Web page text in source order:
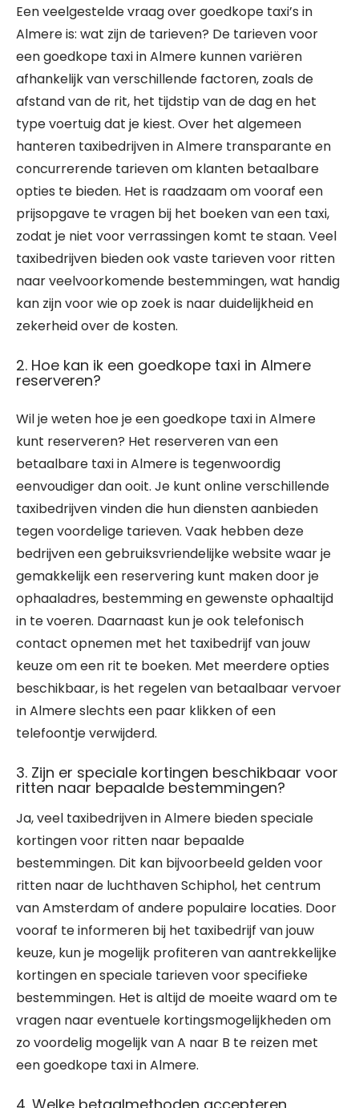
Een veelgestelde vraag over goedkope taxi’s in
Almere is: wat zijn de tarieven? De tarieven voor
een goedkope taxi in Almere kunnen variëren
afhankelijk van verschillende factoren, zoals de
afstand van de rit, het tijdstip van de dag en het
type voertuig dat je kiest. Over het algemeen
hanteren taxibedrijven in Almere transparante en
concurrerende tarieven om klanten betaalbare
opties te bieden. Het is raadzaam om vooraf een
prijsopgave te vragen bij het boeken van een taxi,
zodat je niet voor verrassingen komt te staan. Veel
taxibedrijven bieden ook vaste tarieven voor ritten
naar veelvoorkomende bestemmingen, wat handig
kan zijn voor wie op zoek is naar duidelijkheid en
zekerheid over de kosten.
2. Hoe kan ik een goedkope taxi in Almere
reserveren?
Wil je weten hoe je een goedkope taxi in Almere
kunt reserveren? Het reserveren van een
betaalbare taxi in Almere is tegenwoordig
eenvoudiger dan ooit. Je kunt online verschillende
taxibedrijven vinden die hun diensten aanbieden
tegen voordelige tarieven. Vaak hebben deze
bedrijven een gebruiksvriendelijke website waar je
gemakkelijk een reservering kunt maken door je
ophaaladres, bestemming en gewenste ophaaltijd
in te voeren. Daarnaast kun je ook telefonisch
contact opnemen met het taxibedrijf van jouw
keuze om een rit te boeken. Met meerdere opties
beschikbaar, is het regelen van betaalbaar vervoer
in Almere slechts een paar klikken of een
telefoontje verwijderd.
3. Zijn er speciale kortingen beschikbaar voor
ritten naar bepaalde bestemmingen?
Ja, veel taxibedrijven in Almere bieden speciale
kortingen voor ritten naar bepaalde
bestemmingen. Dit kan bijvoorbeeld gelden voor
ritten naar de luchthaven Schiphol, het centrum
van Amsterdam of andere populaire locaties. Door
vooraf te informeren bij het taxibedrijf van jouw
keuze, kun je mogelijk profiteren van aantrekkelijke
kortingen en speciale tarieven voor specifieke
bestemmingen. Het is altijd de moeite waard om te
vragen naar eventuele kortingsmogelijkheden om
zo voordelig mogelijk van A naar B te reizen met
een goedkope taxi in Almere.